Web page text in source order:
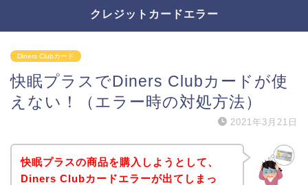
クレジットカードエラー
Diners Clubカード
快眠プラスでDiners Clubカードが使
えない！（エラー時の対処方法）
2021年3月21日
快眠プラスの商品を購入しようとして、
Diners Clubカードエラーが出てしまっ